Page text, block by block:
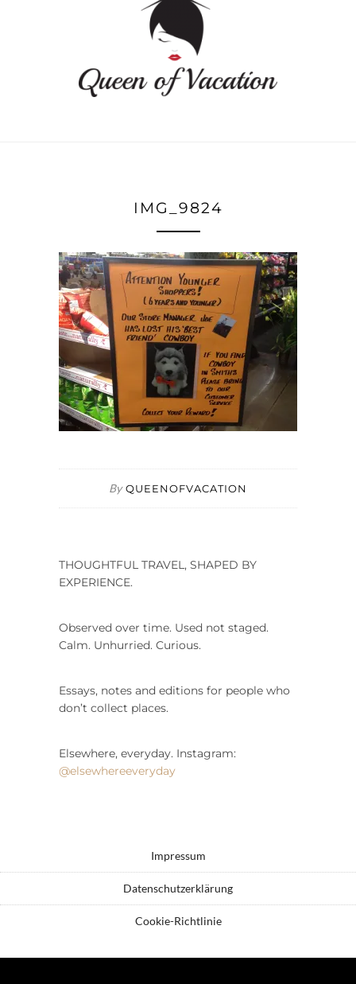
IMG_9824
By QUEENOFVACATION
THOUGHTFUL TRAVEL, SHAPED BY
EXPERIENCE.
Observed over time. Used not staged.
Calm. Unhurried. Curious.
Essays, notes and editions for people who
don’t collect places.
Elsewhere, everyday. Instagram:
@elsewhereeveryday
Impressum
Datenschutzerklärung
Cookie-Richtlinie